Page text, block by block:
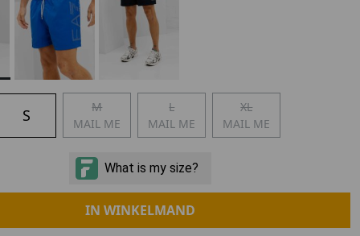
Nigeria
Portugal
Spanje
MID SEASON-SALE KIDS
S
M
MAIL ME
L
MAIL ME
XL
MAIL ME
IN WINKELMAND